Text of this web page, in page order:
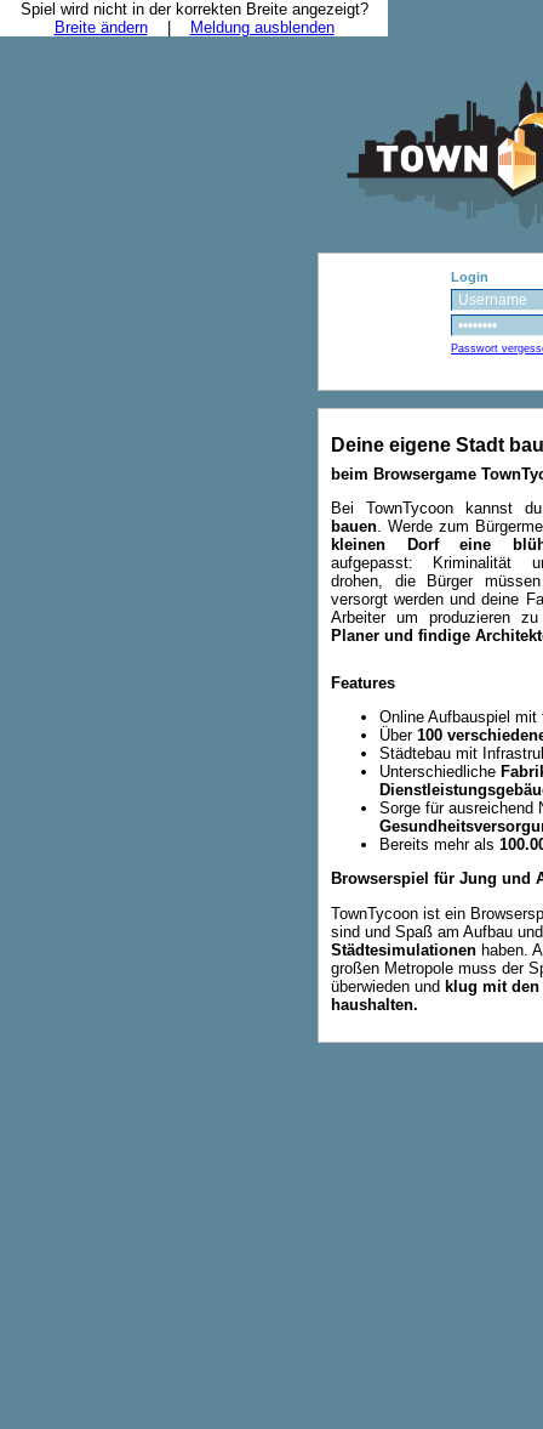
Spiel wird nicht in der korrekten Breite angezeigt?
Breite ändern| Meldung ausblenden
Login
Passwort
Deine eigene Stadt
beim Browsergame
Bei TownTycoon kannst
bauen. Werde zum
kleinen Dorf eine
aufgepasst: Krimina­lität
drohen, die Bür­ger
versorgt werden und deine
Arbeiter um produzieren
Planer und findige
Features
Online Aufbauspiel
Über 100
Städtebau mit
Unterschiedliche
Sorge für ausreichend
Bereits mehr als
Browserspiel für Jung und
TownTycoon ist ein
sind und Spaß am Aufbau
Städtesimulationen haben.
großen Metropole muss der
überwieden und klug mit den
haushalten.